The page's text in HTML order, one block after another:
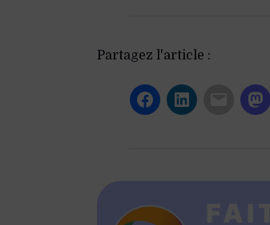
Partagez l'article :